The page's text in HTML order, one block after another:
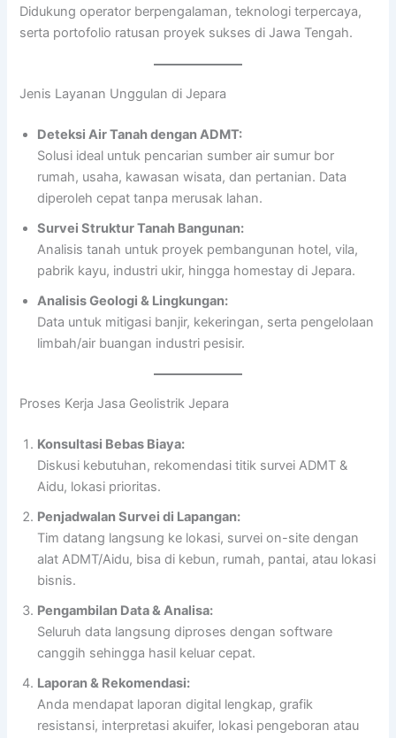
Didukung operator berpengalaman, teknologi terpercaya,
serta portofolio ratusan proyek sukses di Jawa Tengah.
Jenis Layanan Unggulan di Jepara
Deteksi Air Tanah dengan ADMT:
Solusi ideal untuk pencarian sumber air sumur bor
rumah, usaha, kawasan wisata, dan pertanian. Data
diperoleh cepat tanpa merusak lahan.
Survei Struktur Tanah Bangunan:
Analisis tanah untuk proyek pembangunan hotel, vila,
pabrik kayu, industri ukir, hingga homestay di Jepara.
Analisis Geologi & Lingkungan:
Data untuk mitigasi banjir, kekeringan, serta pengelolaan
limbah/air buangan industri pesisir.
Proses Kerja Jasa Geolistrik Jepara
Konsultasi Bebas Biaya:
Diskusi kebutuhan, rekomendasi titik survei ADMT &
Aidu, lokasi prioritas.
Penjadwalan Survei di Lapangan:
Tim datang langsung ke lokasi, survei on-site dengan
alat ADMT/Aidu, bisa di kebun, rumah, pantai, atau lokasi
bisnis.
Pengambilan Data & Analisa:
Seluruh data langsung diproses dengan software
canggih sehingga hasil keluar cepat.
Laporan & Rekomendasi:
Anda mendapat laporan digital lengkap, grafik
resistansi, interpretasi akuifer, lokasi pengeboran atau